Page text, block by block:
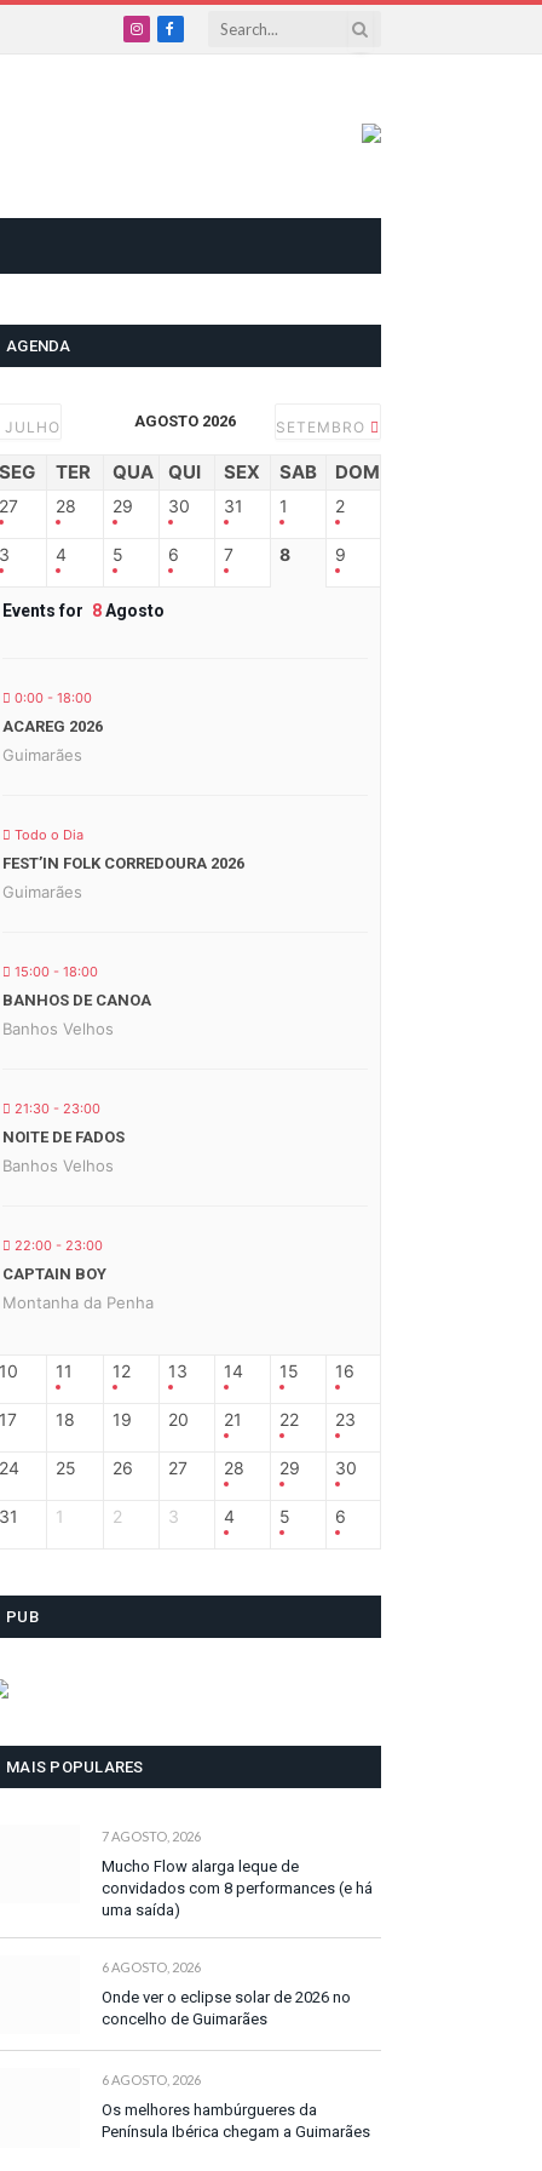
InstagramFacebook
AGENDA
JULHO AGOSTO 2026 SETEMBRO
SEG TER QUA QUI SEX SAB DOM
27 28 29 30 31 1 2
3 4 5 6 7 8 9
Events for 8Agosto
0:00 - 18:00
ACAREG 2026
Guimarães
Todo o Dia
FEST’IN FOLK CORREDOURA 2026
Guimarães
15:00 - 18:00
BANHOS DE CANOA
Banhos Velhos
21:30 - 23:00
NOITE DE FADOS
Banhos Velhos
22:00 - 23:00
CAPTAIN BOY
Montanha da Penha
10 11 12 13 14 15 16
17 18 19 20 21 22 23
24 25 26 27 28 29 30
31 1 2 3 4 5 6
PUB
MAIS POPULARES
7 AGOSTO, 2026
Mucho Flow alarga leque de
convidados com 8 performances (e há
uma saída)
6 AGOSTO, 2026
Onde ver o eclipse solar de 2026 no
concelho de Guimarães
6 AGOSTO, 2026
Os melhores hambúrgueres da
Península Ibérica chegam a Guimarães